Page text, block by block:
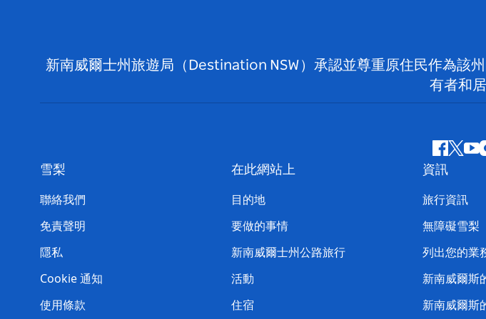
新南威爾士州旅遊局（Destination NSW）承認並尊重原住民作為該
有者和居
嘰
喳
喳
雪梨
聯絡我們
免責聲明
隱私
Cookie 通知
使用條款
在此網站上
目的地
要做的事情
新南威爾士州公路旅行
活動
住宿
資訊
旅行資訊
無障礙雪梨
列出您的業
新南威爾斯
新南威爾斯